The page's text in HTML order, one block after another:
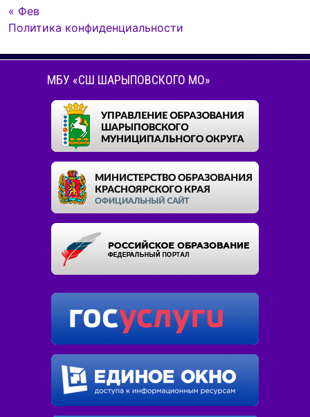
« Фев
Политика конфиденциальности
МБУ «СШ ШАРЫПОВСКОГО МО»